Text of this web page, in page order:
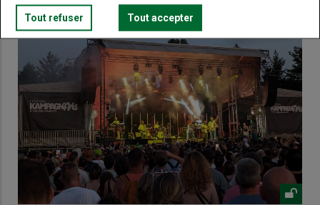
Tout refuser Tout accepter